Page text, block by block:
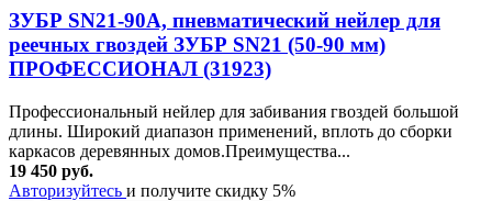
ЗУБР SN21-90A, пневматический нейлер для
реечных гвоздей ЗУБР SN21 (50-90 мм)
ПРОФЕССИОНАЛ (31923)
Профессиональный нейлер для забивания гвоздей большой
длины. Широкий диапазон применений, вплоть до сборки
каркасов деревянных домов.Преимущества...
19 450 руб.
Авторизуйтесь и получите скидку 5%